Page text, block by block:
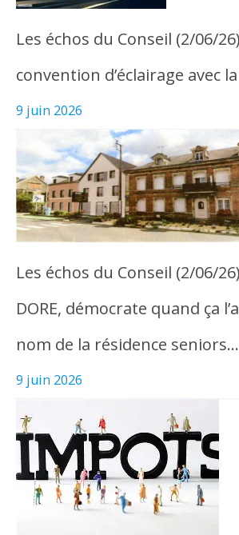
Les échos du Conseil (2/06/
convention d’éclairage avec
9 juin 2026
Les échos du Conseil (2/06/
DORE, démocrate quand ça
nom de la résidence seniors…
9 juin 2026